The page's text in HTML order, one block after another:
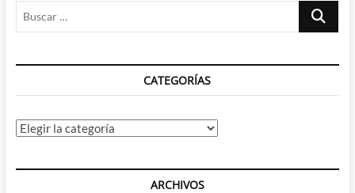
Buscar
CATEGORÍAS
Categorías
ARCHIVOS